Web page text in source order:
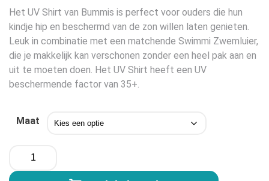
€22,99.€13,95.
Het UV Shirt van Bummis is perfect voor ouders die hun
kindje hip en beschermd van de zon willen laten genieten.
Leuk in combinatie met een matchende Swimmi Zwemluier,
die je makkelijk kan verschonen zonder een heel pak aan en
uit te moeten doen. Het UV Shirt heeft een UV
beschermende factor van 35+.
Maat
Bummis